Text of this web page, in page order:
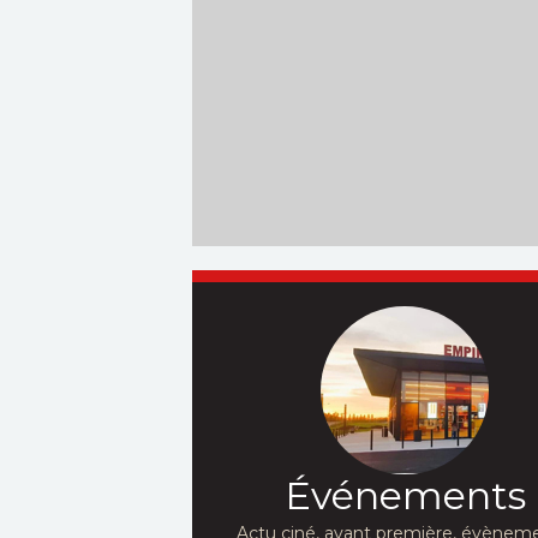
Événements
Actu ciné, avant première,